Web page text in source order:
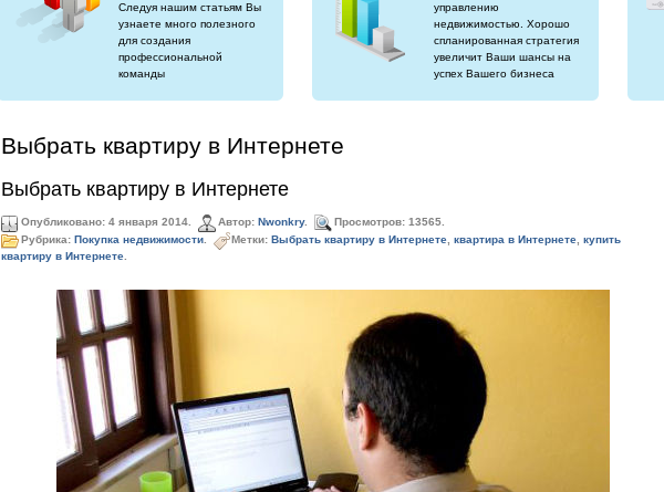
Следуя нашим статьям Вы
узнаете много полезного
для создания
профессиональной
команды
управлению
недвижимостью. Хорошо
спланированная стратегия
увеличит Ваши шансы на
успех Вашего бизнеса
Выбрать квартиру в Интернете
Выбрать квартиру в Интернете
Опубликовано: 4 января 2014. Автор: Nwonkry.
Просмотров: 13565.
Рубрика: Покупка недвижимости. Метки: Выбрать квартиру в Интернете, квартира в Интернете, купить
квартиру в Интернете.